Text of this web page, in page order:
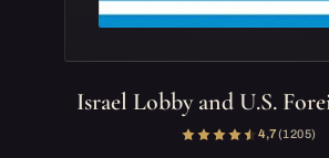
Israel Lobby and U.S.
4,7(1 205)